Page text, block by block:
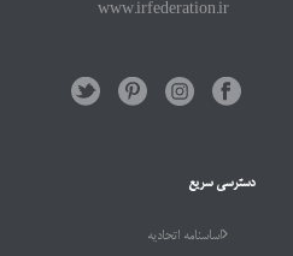
www.irfederation.ir
دسترسی سریع
اساسنامه اتحادیه